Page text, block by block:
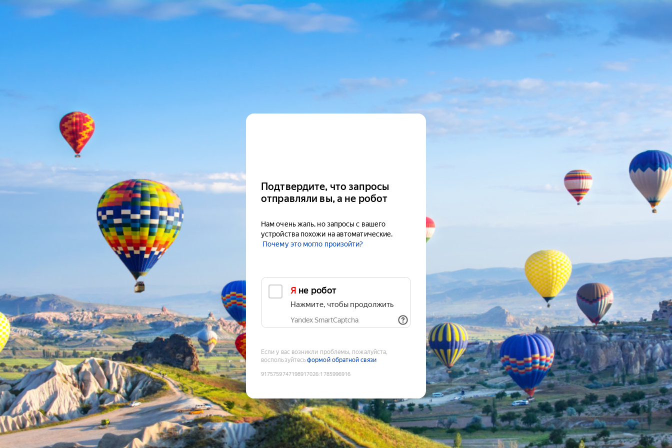
Подтвердите, что запросы
отправляли вы, а не робот
Нам очень жаль, но запросы с вашего
устройства похожи на автоматические.
Почему это могло произойти?
Я не робот
Нажмите, чтобы продолжить
Yandex SmartCaptcha
Если у вас возникли проблемы, пожалуйста,
воспользуйтесьформой обратной связи
9175759747198917026:1785996916